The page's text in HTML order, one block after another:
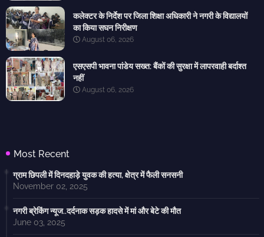
कलेक्टर के निर्देश पर जिला शिक्षा अधिकारी ने नगरी के विद्यालयों
का किया सघन निरीक्षण
August 06, 2026
एसएसपी भावना पांडेय सख्त: बैंकों की सुरक्षा में लापरवाही बर्दाश्त
नहीं
August 06, 2026
Most Recent
ग्राम छिपली में दिनदहाड़े युवक की हत्या, क्षेत्र में फैली सनसनी
November 02, 2025
नगरी ब्रेकिंग न्यूज..दर्दनाक सड़क हादसे में मां और बेटे की मौत
June 03, 2025